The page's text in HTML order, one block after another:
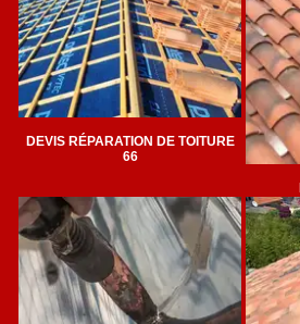
DEVIS RÉPARATION DE TOITURE
66